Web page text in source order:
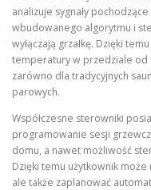
analizuje sygnały
wbudowanego algorytmu i
wyłączają grzałkę. Dzięki
temperatury w przedziale od
zarówno dla tradycyjnych
parowych.
Współczesne sterowniki
programowanie sesji
domu, a nawet możliwość
Dzięki temu użytkownik
ale także zaplanować